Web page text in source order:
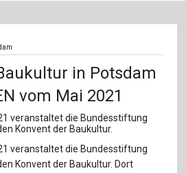
in Potsdam
vom Mai 2021
veranstaltet die Bundesstiftung
Konvent der Baukultur.
veranstaltet die Bundesstiftung
Konvent der Baukultur. Dort